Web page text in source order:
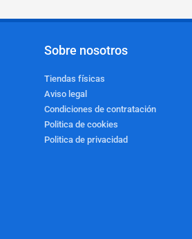
Sobre nosotros
Tiendas físicas
Aviso legal
Condiciones de contratación
Politica de cookies
Politica de privacidad